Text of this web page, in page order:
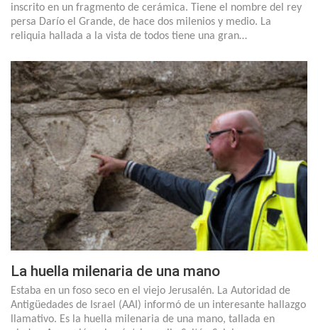
inscrito en un fragmento de cerámica. Tiene el nombre del rey
persa Darío el Grande, de hace dos milenios y medio. La
reliquia hallada a la vista de todos tiene una gran…
La huella milenaria de una mano
Estaba en un foso seco en el viejo Jerusalén. La Autoridad de
Antigüedades de Israel (AAI) informó de un interesante hallazgo
llamativo. Es la huella milenaria de una mano, tallada en